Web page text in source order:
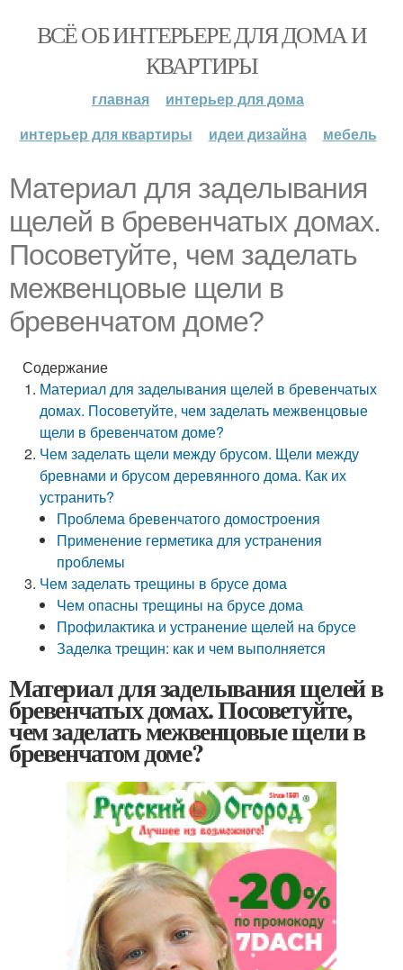
ВСЁ ОБ ИНТЕРЬЕРЕ ДЛЯ ДОМА И
КВАРТИРЫ
главная
интерьер для дома
интерьер для квартиры
идеи дизайна мебель
Материал для заделывания
щелей в бревенчатых домах.
Посоветуйте, чем заделать
межвенцовые щели в
бревенчатом доме?
Содержание
Материал для заделывания щелей в бревенчатых
домах. Посоветуйте, чем заделать межвенцовые
щели в бревенчатом доме?
Чем заделать щели между брусом. Щели между
бревнами и брусом деревянного дома. Как их
устранить?
Проблема бревенчатого домостроения
Применение герметика для устранения
проблемы
Чем заделать трещины в брусе дома
Чем опасны трещины на брусе дома
Профилактика и устранение щелей на брусе
Заделка трещин: как и чем выполняется
Материал для заделывания щелей в
бревенчатых домах. Посоветуйте,
чем заделать межвенцовые щели в
бревенчатом доме?